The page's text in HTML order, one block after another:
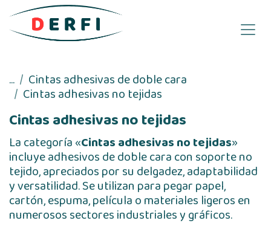
Ir al contenido
... Cintas adhesivas de doble cara
Cintas adhesivas no tejidas
Cintas adhesivas no tejidas
La categoría «Cintas adhesivas no tejidas»
incluye adhesivos de doble cara con soporte no
tejido, apreciados por su delgadez, adaptabilidad
y versatilidad. Se utilizan para pegar papel,
cartón, espuma, película o materiales ligeros en
numerosos sectores industriales y gráficos.